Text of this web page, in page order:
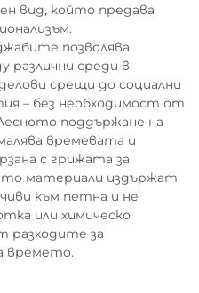
вид, който предава
позволява
различни среди в
срещи до социални
– без необходимост от
поддържане на
времевата и
с грижата за
материали издържат
към петна и не
или химическо
разходите за
времето.